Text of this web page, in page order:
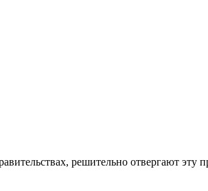
решительно отвергают эту